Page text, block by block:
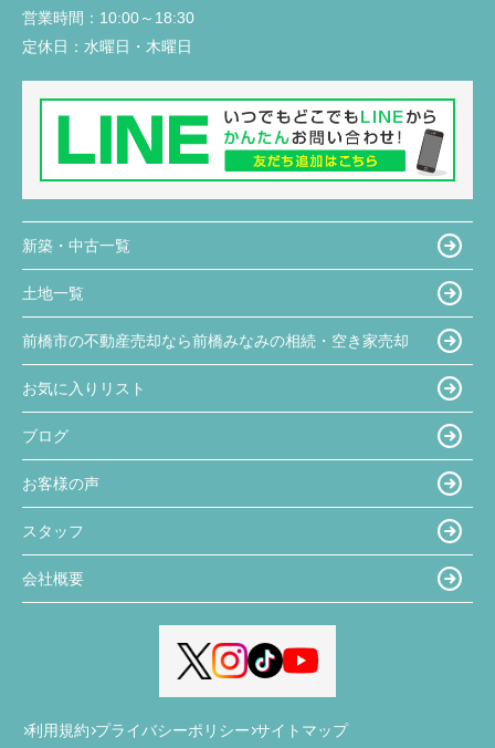
営業時間： 10:00～18:30
定休日： 水曜日・木曜日
新築・中古一覧
土地一覧
前橋市の不動産売却なら前橋みなみの相続・空き家売却
お気に入りリスト
ブログ
お客様の声
スタッフ
会社概要
利用規約 プライバシーポリシー サイトマップ